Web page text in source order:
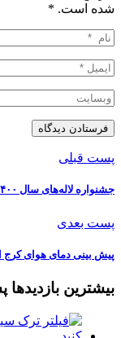
شده است. *
پست قبلی
جشنواره لاله‌های سال ۱۴۰۰ در کاخ مروارید برگزار می‌شود
پست بعدی
پیش بینی دمای هوای کرج
بیشترین